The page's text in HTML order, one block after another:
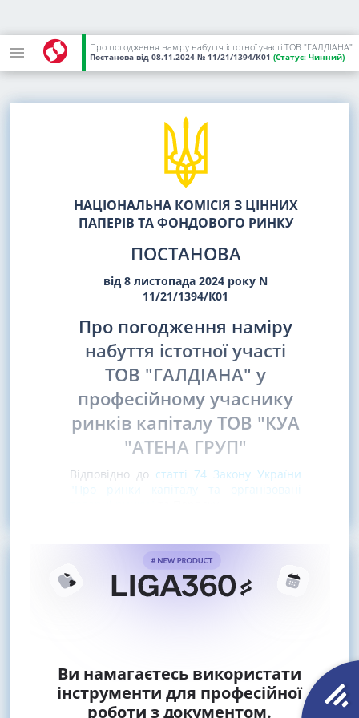
Про погодження наміру набуття істотної участі ТОВ "ГАЛДІАНА" у професійному учаснику ринків капіталу ТОВ "КУА "АТЕНА ГРУП"
Постанова від 08.11.2024 № 11/21/1394/К01 (Статус: Чинний)
НАЦІОНАЛЬНА КОМІСІЯ З ЦІННИХ
ПАПЕРІВ ТА ФОНДОВОГО РИНКУ
ПОСТАНОВА
від 8 листопада 2024 року N
11/21/1394/К01
Про погодження наміру
набуття істотної участі
ТОВ "ГАЛДІАНА" у
професійному учаснику
ринків капіталу ТОВ "КУА
"АТЕНА ГРУП"
Відповідно до статті 74 Закону України
"Про ринки капіталу та організовані
Ви намагаєтесь використати
інструменти для професійної
роботи з документом.